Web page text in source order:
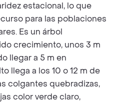
estacional, lo que
para las poblaciones
Es un árbol
crecimiento, unos 3 m
llegar a 5 m en
llega a los 10 o 12 m de
colgantes quebradizas,
color verde claro,